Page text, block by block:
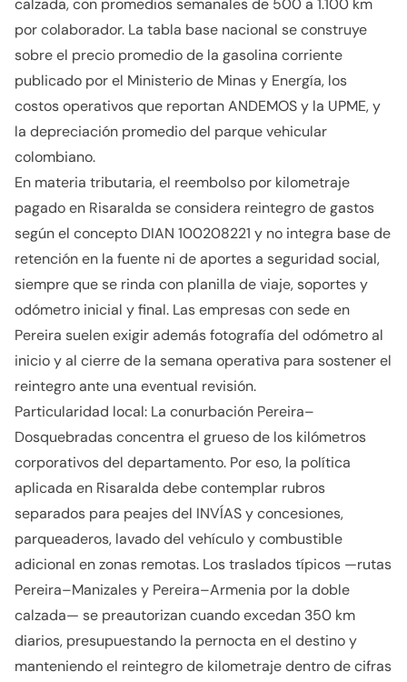
calzada, con promedios semanales de 500 a 1.100 km
por colaborador. La tabla base nacional se construye
sobre el precio promedio de la gasolina corriente
publicado por el Ministerio de Minas y Energía, los
costos operativos que reportan ANDEMOS y la UPME, y
la depreciación promedio del parque vehicular
colombiano.
En materia tributaria, el reembolso por kilometraje
pagado en Risaralda se considera reintegro de gastos
según el concepto DIAN 100208221 y no integra base de
retención en la fuente ni de aportes a seguridad social,
siempre que se rinda con planilla de viaje, soportes y
odómetro inicial y final. Las empresas con sede en
Pereira suelen exigir además fotografía del odómetro al
inicio y al cierre de la semana operativa para sostener el
reintegro ante una eventual revisión.
Particularidad local: La conurbación Pereira–
Dosquebradas concentra el grueso de los kilómetros
corporativos del departamento. Por eso, la política
aplicada en Risaralda debe contemplar rubros
separados para peajes del INVÍAS y concesiones,
parqueaderos, lavado del vehículo y combustible
adicional en zonas remotas. Los traslados típicos —rutas
Pereira–Manizales y Pereira–Armenia por la doble
calzada— se preautorizan cuando excedan 350 km
diarios, presupuestando la pernocta en el destino y
manteniendo el reintegro de kilometraje dentro de cifras